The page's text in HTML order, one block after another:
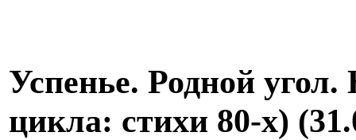
Успенье. Родной
цикла: стихи 80-х)